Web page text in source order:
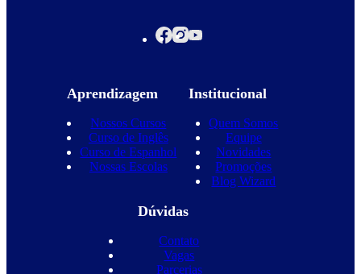
Aprendizagem
Nossos Cursos
Curso de Inglês
Curso de Espanhol
Nossas Escolas
Institucional
Quem Somos
Equipe
Novidades
Promoções
Blog Wizard
Dúvidas
Contato
Vagas
Parcerias